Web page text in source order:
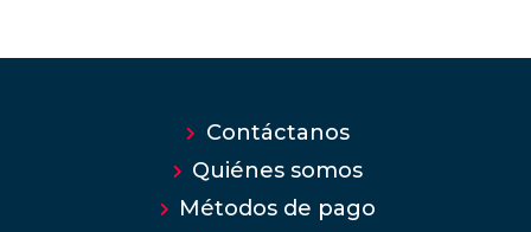
Contáctanos
Quiénes somos
Métodos de pago